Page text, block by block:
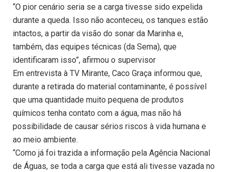
“O pior cenário seria se a carga tivesse sido expelida
durante a queda. Isso não aconteceu, os tanques estão
intactos, a partir da visão do sonar da Marinha e,
também, das equipes técnicas (da Sema), que
identificaram isso”, afirmou o supervisor
Em entrevista à TV Mirante, Caco Graça informou que,
durante a retirada do material contaminante, é possível
que uma quantidade muito pequena de produtos
químicos tenha contato com a água, mas não há
possibilidade de causar sérios riscos à vida humana e
ao meio ambiente.
“Como já foi trazida a informação pela Agência Nacional
de Águas, se toda a carga que está ali tivesse vazada no